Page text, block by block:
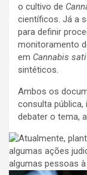
o cultivo de
científicos. Já a
para definir
monitoramento
em Cannabis
sintéticos.
Ambos os
consulta pública,
debater o tema,